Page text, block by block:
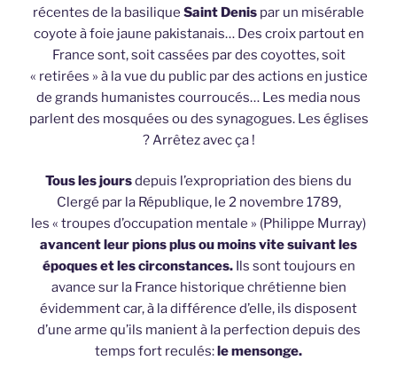
récentes de la basilique Saint Denis par un misérable
coyote à foie jaune pakistanais… Des croix partout en
France sont, soit cassées par des coyottes, soit
« retirées » à la vue du public par des actions en justice
de grands humanistes courroucés… Les media nous
parlent des mosquées ou des synagogues. Les églises
? Arrêtez avec ça !
Tous les joursdepuis l’expropriation des biens du
Clergé par la République, le 2 novembre 1789,
les « troupes d’occupation mentale » (Philippe Murray)
avancent leur pions plus ou moins vite suivant les
époques et les circonstances.Ils sont toujours en
avance sur la France historique chrétienne bien
évidemment car, à la différence d’elle, ils disposent
d’une arme qu’ils manient à la perfection depuis des
temps fort reculés: le mensonge.